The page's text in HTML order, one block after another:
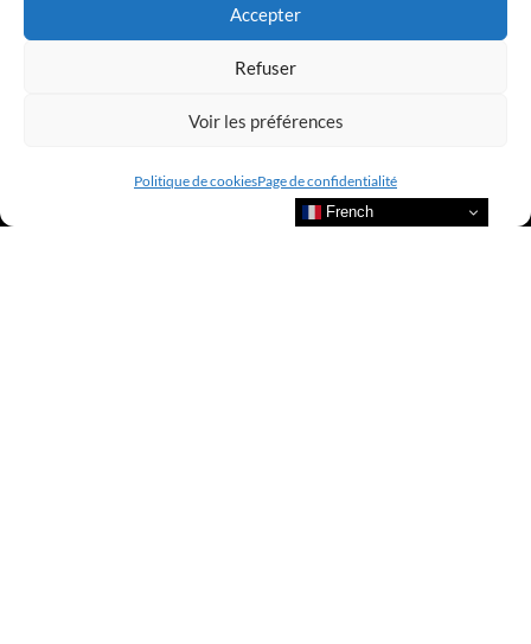
Accepter
Refuser
Voir les préférences
Politique de cookiesPage de confidentialité
French